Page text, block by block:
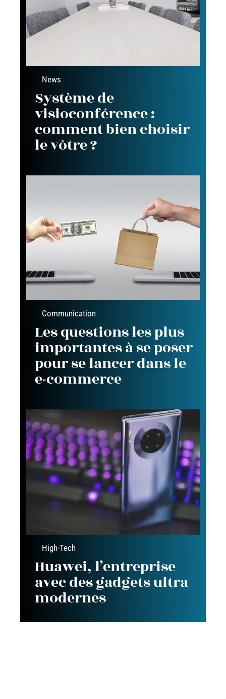
News
Système de
visioconférence :
comment bien choisir
le vôtre ?
Communication
Les questions les plus
importantes à se poser
pour se lancer dans le
e-commerce
High-Tech
Huawei, l’entreprise
avec des gadgets ultra
modernes